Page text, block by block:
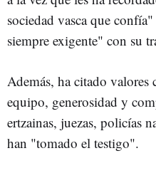
sociedad vasca que
siempre exigente" con su
Además, ha citado
equipo, generosidad y
ertzainas, juezas, policías
han "tomado el testigo".